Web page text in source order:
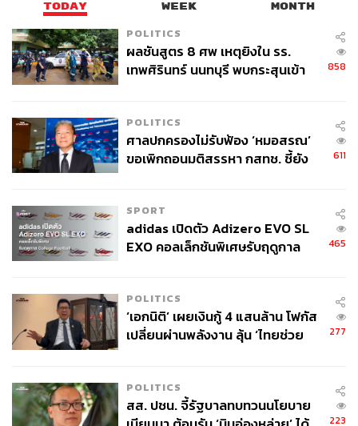
TODAY WEEK MONTH
POLITICS
ผลชันสูตร 8 ศพ เหตุยิงใน รร.
เทพศิรินทร์ นนทบุรี พบกระสุนเข้า
858
POLITICS
ศาลปกครองไม่รับฟ้อง ‘หมอสรณ’
ขอเพิกถอนมติสรรหา กสทช. ชี้ยัง
611
SPORT
adidas เปิดตัว Adizero EVO SL
EXO คอลเล็กชันพิเศษรับฤดูกาล
465
POLITICS
‘เอกนิติ’ เผยเงินกู้ 4 แสนล้าน โฟกัส
เปลี่ยนผ่านพลังงาน ลุ้น ‘ไทยช่วย
277
POLITICS
สส. ปชน. จี้รัฐบาลทบทวนนโยบาย
223